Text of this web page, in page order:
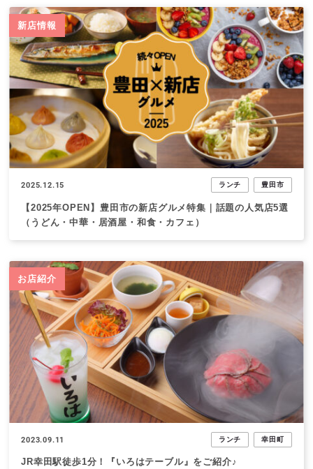
新店情報
2025.12.15 ランチ 豊田市
【2025年OPEN】豊田市の新店グルメ特集｜話題の人気店5選
（うどん・中華・居酒屋・和食・カフェ）
お店紹介
2023.09.11 ランチ 幸田町
JR幸田駅徒歩1分！『いろはテーブル』をご紹介♪